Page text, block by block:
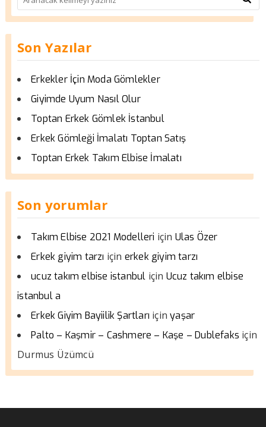
Son Yazılar
Erkekler İçin Moda Gömlekler
Giyimde Uyum Nasıl Olur
Toptan Erkek Gömlek İstanbul
Erkek Gömleği İmalatı Toptan Satış
Toptan Erkek Takım Elbise İmalatı
Son yorumlar
Takım Elbise 2021 Modelleri için Ulas Özer
Erkek giyim tarzı için erkek giyim tarzı
ucuz takım elbise istanbul için Ucuz takım elbise
istanbul a
Erkek Giyim Bayiilik Şartları içinyaşar
Palto – Kaşmir – Cashmere – Kaşe – Dublefaks için
Durmus Üzümcü